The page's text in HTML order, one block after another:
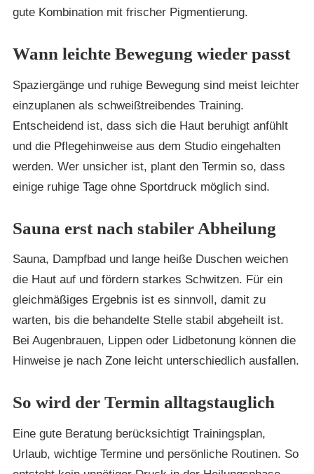
gute Kombination mit frischer Pigmentierung.
Wann leichte Bewegung wieder passt
Spaziergänge und ruhige Bewegung sind meist leichter
einzuplanen als schweißtreibendes Training.
Entscheidend ist, dass sich die Haut beruhigt anfühlt
und die Pflegehinweise aus dem Studio eingehalten
werden. Wer unsicher ist, plant den Termin so, dass
einige ruhige Tage ohne Sportdruck möglich sind.
Sauna erst nach stabiler Abheilung
Sauna, Dampfbad und lange heiße Duschen weichen
die Haut auf und fördern starkes Schwitzen. Für ein
gleichmäßiges Ergebnis ist es sinnvoll, damit zu
warten, bis die behandelte Stelle stabil abgeheilt ist.
Bei Augenbrauen, Lippen oder Lidbetonung können die
Hinweise je nach Zone leicht unterschiedlich ausfallen.
So wird der Termin alltagstauglich
Eine gute Beratung berücksichtigt Trainingsplan,
Urlaub, wichtige Termine und persönliche Routinen. So